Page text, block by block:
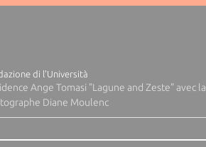
di l'Università
Ange Tomasi "Lagune and Zeste" avec la
Diane Moulenc